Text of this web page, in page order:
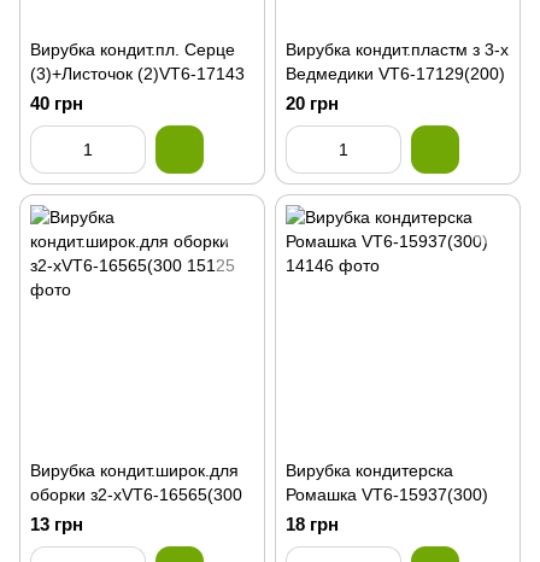
Вирубка кондит.пл. Серце
(3)+Листочок (2)VT6-17143
40 грн
Вирубка кондит.пластм з 3-х
Ведмедики VT6-17129(200)
20 грн
Вирубка кондит.широк.для
оборки з2-хVT6-16565(300
13 грн
Вирубка кондитерска
Ромашка VT6-15937(300)
18 грн